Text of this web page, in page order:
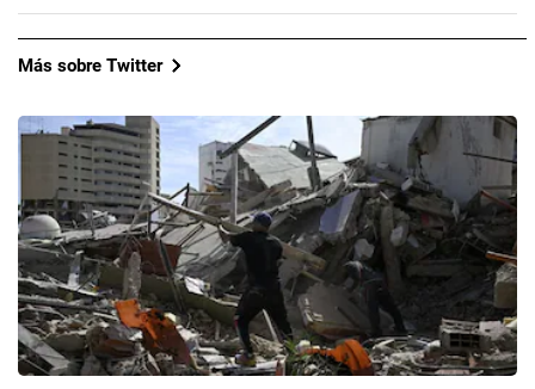
Más sobre Twitter